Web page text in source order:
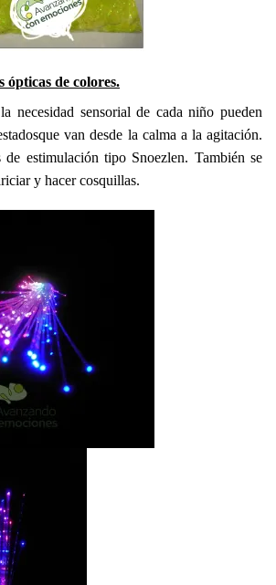
ópticas de colores.
necesidad sensorial de cada niño pueden
van desde la calma a la agitación.
de estimulación tipo Snoezlen. También se
y hacer cosquillas.